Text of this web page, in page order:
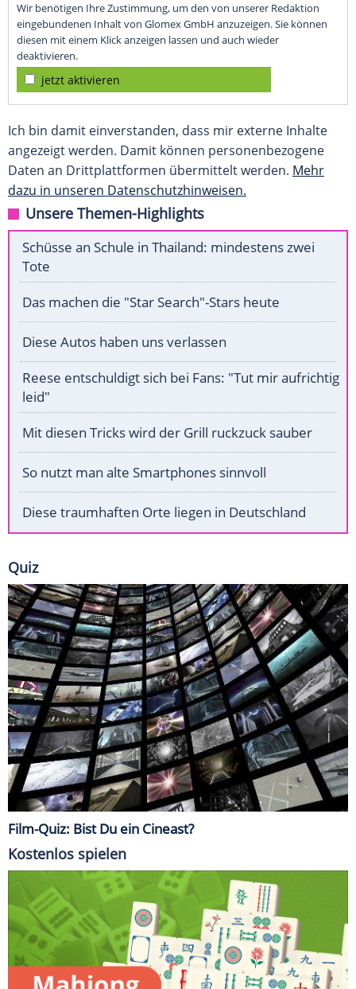
Wir benötigen Ihre Zustimmung, um den von unserer Redaktion
eingebundenen Inhalt von Glomex GmbH anzuzeigen. Sie können
diesen mit einem Klick anzeigen lassen und auch wieder
deaktivieren.
jetzt aktivieren
Ich bin damit einverstanden, dass mir externe Inhalte
angezeigt werden. Damit können personenbezogene
Daten an Drittplattformen übermittelt werden. Mehr
dazu in unseren Datenschutzhinweisen.
Unsere Themen-Highlights
Schüsse an Schule in Thailand: mindestens zwei
Tote
Das machen die "Star Search"-Stars heute
Diese Autos haben uns verlassen
Reese entschuldigt sich bei Fans: "Tut mir aufrichtig
leid"
Mit diesen Tricks wird der Grill ruckzuck sauber
So nutzt man alte Smartphones sinnvoll
Diese traumhaften Orte liegen in Deutschland
Quiz
Film-Quiz: Bist Du ein Cineast?
Kostenlos spielen